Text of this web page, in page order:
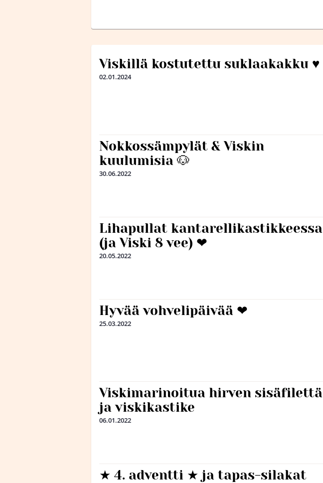
Viskillä kostutettu suklaakakku ♥
02.01.2024
Nokkossämpylät & Viskin
kuulumisia 🐶
30.06.2022
Lihapullat kantarellikastikkeessa
(ja Viski 8 vee) ❤
20.05.2022
Hyvää vohvelipäivää ❤
25.03.2022
Viskimarinoitua hirven sisäfilettä
ja viskikastike
06.01.2022
★ 4. adventti ★ ja tapas-silakat